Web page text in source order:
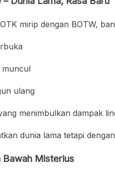
mirip dengan BOTW,
ulang
menimbulkan dampak
dunia lama tetapi
Bawah Misterius